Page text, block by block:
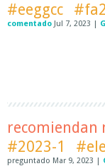
#eeggcc
#fa2
comentado Jul 7, 2023 |
recomiendan
#2023-1
preguntado Mar 9, 2023 |